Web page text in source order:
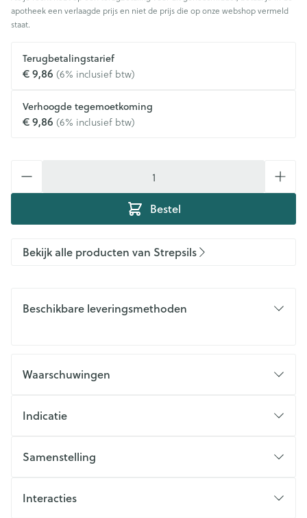
apotheek een verlaagde prijs en niet de prijs die op onze webshop vermeld
staat.
Terugbetalingstarief
€ 9,86 (6% inclusief btw)
Verhoogde tegemoetkoming
€ 9,86 (6% inclusief btw)
Bestel
Bekijk alle producten van Strepsils
Beschikbare leveringsmethoden
Waarschuwingen
Indicatie
Samenstelling
Interacties